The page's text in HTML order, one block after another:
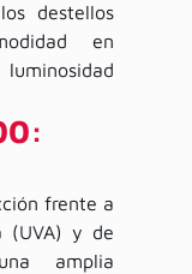
destellos
en
frente a
(UVA) y de
amplia